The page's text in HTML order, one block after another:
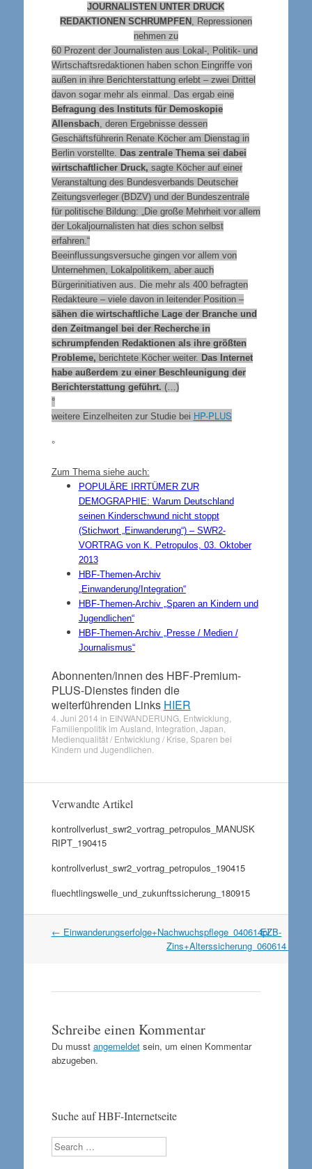
JOURNALISTEN UNTER DRUCK
REDAKTIONEN SCHRUMPFEN, Repressionen
nehmen zu
60 Prozent der Journalisten aus Lokal-, Politik- und
Wirtschaftsredaktionen haben schon Eingriffe von
außen in ihre Berichterstattung erlebt – zwei Drittel
davon sogar mehr als einmal. Das ergab eine
Befragung des Instituts für Demoskopie
Allensbach , deren Ergebnisse dessen
Geschäftsführerin Renate Köcher am Dienstag in
Berlin vorstellte. Das zentrale Thema sei dabei
wirtschaftlicher Druck, sagte Köcher auf einer
Veranstaltung des Bundesverbands Deutscher
Zeitungsverleger (BDZV) und der Bundeszentrale
für politische Bildung: „Die große Mehrheit vor allem
der Lokaljournalisten hat dies schon selbst
erfahren.“
Beeinflussungsversuche gingen vor allem von
Unternehmen, Lokalpolitikern, aber auch
Bürgerinitiativen aus. Die mehr als 400 befragten
Redakteure – viele davon in leitender Position –
sähen die wirtschaftliche Lage der Branche und
den Zeitmangel bei der Recherche in
schrumpfenden Redaktionen als ihre größten
Probleme, berichtete Köcher weiter. Das Internet
habe außerdem zu einer Beschleunigung der
Berichterstattung geführt. (…)
°
weitere Einzelheiten zur Studie bei HP-PLUS
°
Zum Thema siehe auch:
POPULÄRE IRRTÜMER ZUR
DEMOGRAPHIE: Warum Deutschland
seinen Kinderschwund nicht stoppt
(Stichwort „Einwanderung“) – SWR2-
VORTRAG von K. Petropulos, 03. Oktober
2013
HBF-Themen-Archiv
„Einwanderung/Integration“
HBF-Themen-Archiv „Sparen an Kindern und
Jugendlichen“
HBF-Themen-Archiv „Presse / Medien /
Journalismus“
Abonnenten/innen des HBF-Premium-
PLUS-Dienstes finden die
weiterführenden Links HIER
4. Juni 2014 in EINWANDERUNG, Entwicklung
Familienpolitik im Ausland Integration Japan
Medienqualität / Entwicklung / Krise Sparen bei
Kindern und Jugendlichen
Verwandte Artikel
kontrollverlust_swr2_vortrag_petropulos_MANUSK
RIPT_190415
kontrollverlust_swr2_vortrag_petropulos_190415
fluechtlingswelle_und_zukunftssicherung_180915
Artikel
← Einwanderungserfolge+Nachwuchspflege_040614plEZB-
Zins+Alterssicherung_060614
Schreibe einen Kommentar
Du musst angemeldetsein, um einen Kommentar
abzugeben.
Suche auf HBF-Internetseite
Search